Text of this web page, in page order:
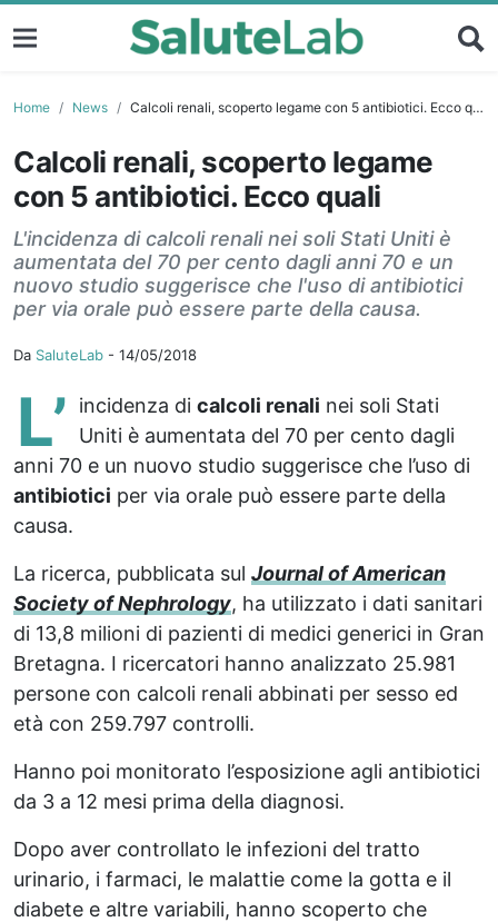
Home News Calcoli renali, scoperto legame con 5 antibiotici. Ecco quali
Calcoli renali, scoperto legame
con 5 antibiotici. Ecco quali
L'incidenza di calcoli renali nei soli Stati Uniti è
aumentata del 70 per cento dagli anni 70 e un
nuovo studio suggerisce che l'uso di antibiotici
per via orale può essere parte della causa.
Da SaluteLab - 14/05/2018
L’ incidenza di calcoli renali nei soli Stati
Uniti è aumentata del 70 per cento dagli
anni 70 e un nuovo studio suggerisce che l’uso di
antibiotici per via orale può essere parte della
causa.
La ricerca, pubblicata sul Journal of American
Society of Nephrology, ha utilizzato i dati sanitari
di 13,8 milioni di pazienti di medici generici in Gran
Bretagna. I ricercatori hanno analizzato 25.981
persone con calcoli renali abbinati per sesso ed
età con 259.797 controlli.
Hanno poi monitorato l’esposizione agli antibiotici
da 3 a 12 mesi prima della diagnosi.
Dopo aver controllato le infezioni del tratto
urinario, i farmaci, le malattie come la gotta e il
diabete e altre variabili, hanno scoperto che